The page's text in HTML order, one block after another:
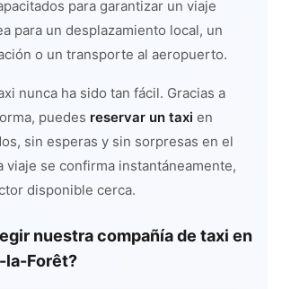
para garantizar un viaje
para un desplazamiento local, un
o un transporte al aeropuerto.
nunca ha sido tan fácil. Gracias a
puedes reservar un taxi en
sin esperas y sin sorpresas en el
viaje se confirma instantáneamente,
disponible cerca.
nuestra compañía de taxi en
la-Forêt?